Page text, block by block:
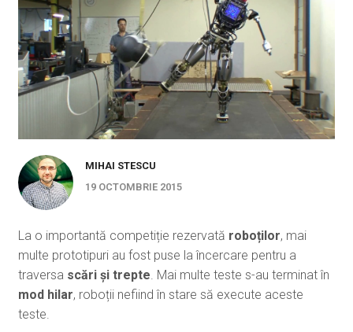
MIHAI STESCU
19 OCTOMBRIE 2015
La o importantă competiție rezervată roboților, mai
multe prototipuri au fost puse la încercare pentru a
traversa scări și trepte. Mai multe teste s-au terminat în
mod hilar, roboții nefiind în stare să execute aceste
teste.